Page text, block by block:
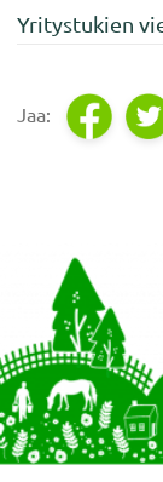
Yritystukien
Footer